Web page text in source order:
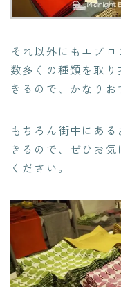
それ以外にもエプ
数多くの種類を取
きるので、かなりお
もちろん街中にあ
きるので、ぜひお
ください。